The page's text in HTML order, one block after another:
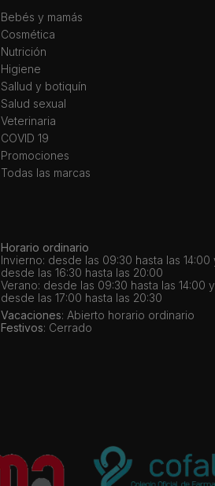
Bebés y mamás
Cosmética
Nutrición
Higiene
Sallud y botiquín
Salud sexual
Veterinaria
COVID 19
Promociones
Todas las marcas
Horario ordinario
Invierno: desde las 09:30 hasta las 14:00
desde las 16:30 hasta las 20:00
Verano: desde las 09:30 hasta las 14:00 y
desde las 17:00 hasta las 20:30
Vacaciones: Abierto horario ordinario
Festivos: Cerrado